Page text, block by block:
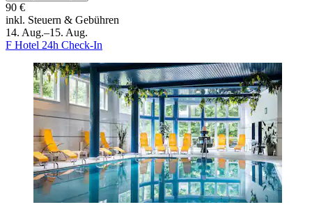
90 €
inkl. Steuern & Gebühren
14. Aug.–15. Aug.
F Hotel 24h Check-In